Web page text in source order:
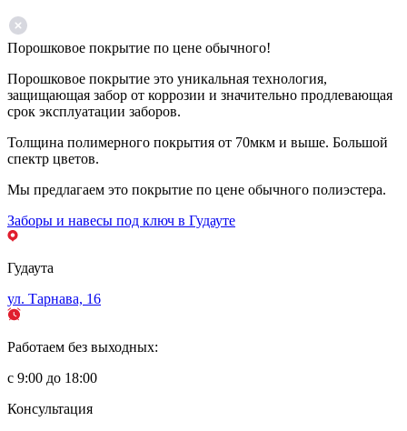
Порошковое покрытие по цене обычного!
Порошковое покрытие это уникальная технология,
защищающая забор от коррозии и значительно продлевающая
срок эксплуатации заборов.
Толщина полимерного покрытия от 70мкм и выше. Большой
спектр цветов.
Мы предлагаем это покрытие по цене обычного полиэстера.
Заборы и навесы под ключ в Гудауте
Гудаута
ул. Тарнава, 16
Работаем без выходных:
с 9:00 до 18:00
Консультация